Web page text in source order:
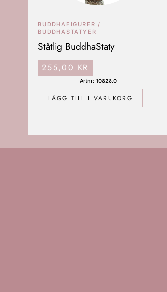
LÄGG TILL I VARUKORG
BUDDHAFIGURER /
BUDDHASTATYER
Ståtlig BuddhaStaty
255,00 KR
Artnr: 10828.0